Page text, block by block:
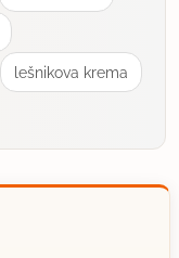
lešnikova krema